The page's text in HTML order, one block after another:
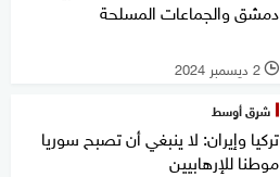
دمشق والجماعات المسلحة
l 2 ديسمبر 2024
شرق أوسط
تركيا وإيران: لا ينبغي أن تصبح سوريا
موطنا للإرهابيين